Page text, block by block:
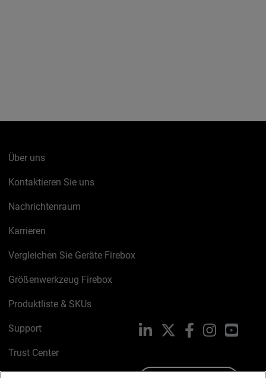
Über uns
Kontaktieren Sie uns
Nachrichtenraum
Karrieren
Vergleichen Sie Geräte Firebox
Größenwerkzeug Firebox
Produktliste & SKUs
Support
Trust Center
LinkedIn FacebookInstagram